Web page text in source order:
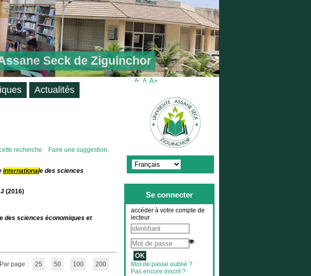
Seck de Ziguinchor
recherche Faire une suggestion
internationale des sciences
(2016)
des sciences économiques et
Par page : 25 50 100 200
Actualités
A- A A+
Se connecter
accéder à votre compte de
lecteur
Mot de passe oublié ?
Pas encore inscrit ?